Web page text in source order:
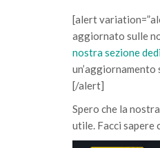
[alert
aggiornato sulle
nostra sezione
un’aggiornamento
[/alert]
Spero che la
utile. Facci sapere